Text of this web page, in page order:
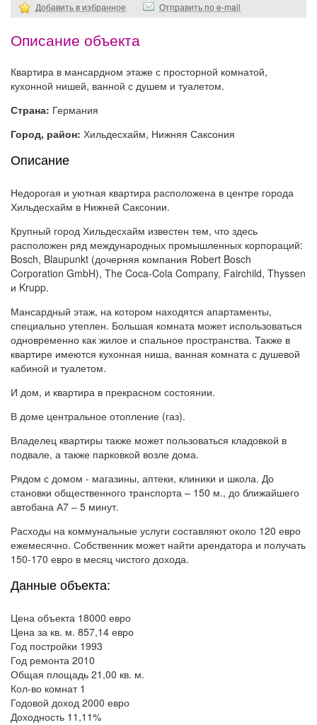
Добавить в избранное Отправить по e-mail
Описание объекта
Квартира в мансардном этаже с просторной комнатой,
кухонной нишей, ванной с душем и туалетом.
Страна: Германия
Город, район: Хильдесхайм, Нижняя Саксония
Описание
Недорогая и уютная квартира расположена в центре города
Хильдесхайм в Нижней Саксонии.
Крупный город Хильдесхайм известен тем, что здесь
расположен ряд международных промышленных корпораций:
Bosch, Blaupunkt (дочерняя компания Robert Bosch
Corporation GmbH), The Coca-Cola Company, Fairchild, Thyssen
и Krupp.
Мансардный этаж, на котором находятся апартаменты,
специально утеплен. Большая комната может использоваться
одновременно как жилое и спальное пространства. Также в
квартире имеются кухонная ниша, ванная комната с душевой
кабиной и туалетом.
И дом, и квартира в прекрасном состоянии.
В доме центральное отопление (газ).
Владелец квартиры также может пользоваться кладовкой в
подвале, а также парковкой возле дома.
Рядом с домом - магазины, аптеки, клиники и школа. До
становки общественного транспорта – 150 м., до ближайшего
автобана А7 – 5 минут.
Расходы на коммунальные услуги составляют около 120 евро
ежемесячно. Собственник может найти арендатора и получать
150-170 евро в месяц чистого дохода.
Данные объекта:
Цена объекта 18000 евро
Цена за кв. м. 857,14 евро
Год постройки 1993
Год ремонта 2010
Общая площадь 21,00 кв. м.
Кол-во комнат 1
Годовой доход 2000 евро
Доходность 11,11%